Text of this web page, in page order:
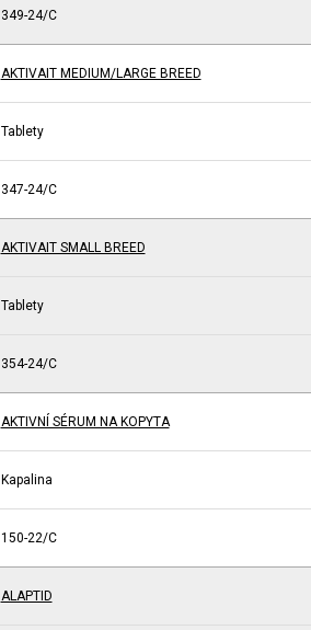
349-24/C
AKTIVAIT MEDIUM/LARGE BREED
Tablety
347-24/C
AKTIVAIT SMALL BREED
Tablety
354-24/C
AKTIVNÍ SÉRUM NA KOPYTA
Kapalina
150-22/C
ALAPTID